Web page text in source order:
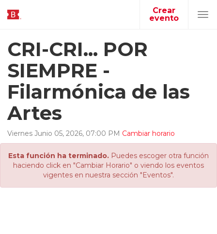
Crear
evento
CRI-CRI... POR
SIEMPRE -
Filarmónica de las
Artes
Viernes Junio 05, 2026, 07:00 PM Cambiar horario
Esta función ha terminado. Puedes escoger otra función
haciendo click en "Cambiar Horario" o viendo los eventos
vigentes en nuestra sección "Eventos".